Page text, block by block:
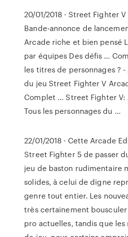
20/01/2018 · Street Fighter
Bande-annonce de
Arcade riche et bien pensé
par équipes Des défis …
les titres de personnages ? -
du jeu Street Fighter V
Complet ... Street Fighter
Tous les personnages du ...
22/01/2018 · Cette Arcade
Street Fighter 5 de passer
jeu de baston rudimentaire
solides, à celui de digne
genre tout entier. Les
très certainement
pro actuelles, tandis que les